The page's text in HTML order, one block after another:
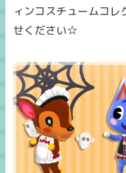
ィンコスチュームコ
せください☆